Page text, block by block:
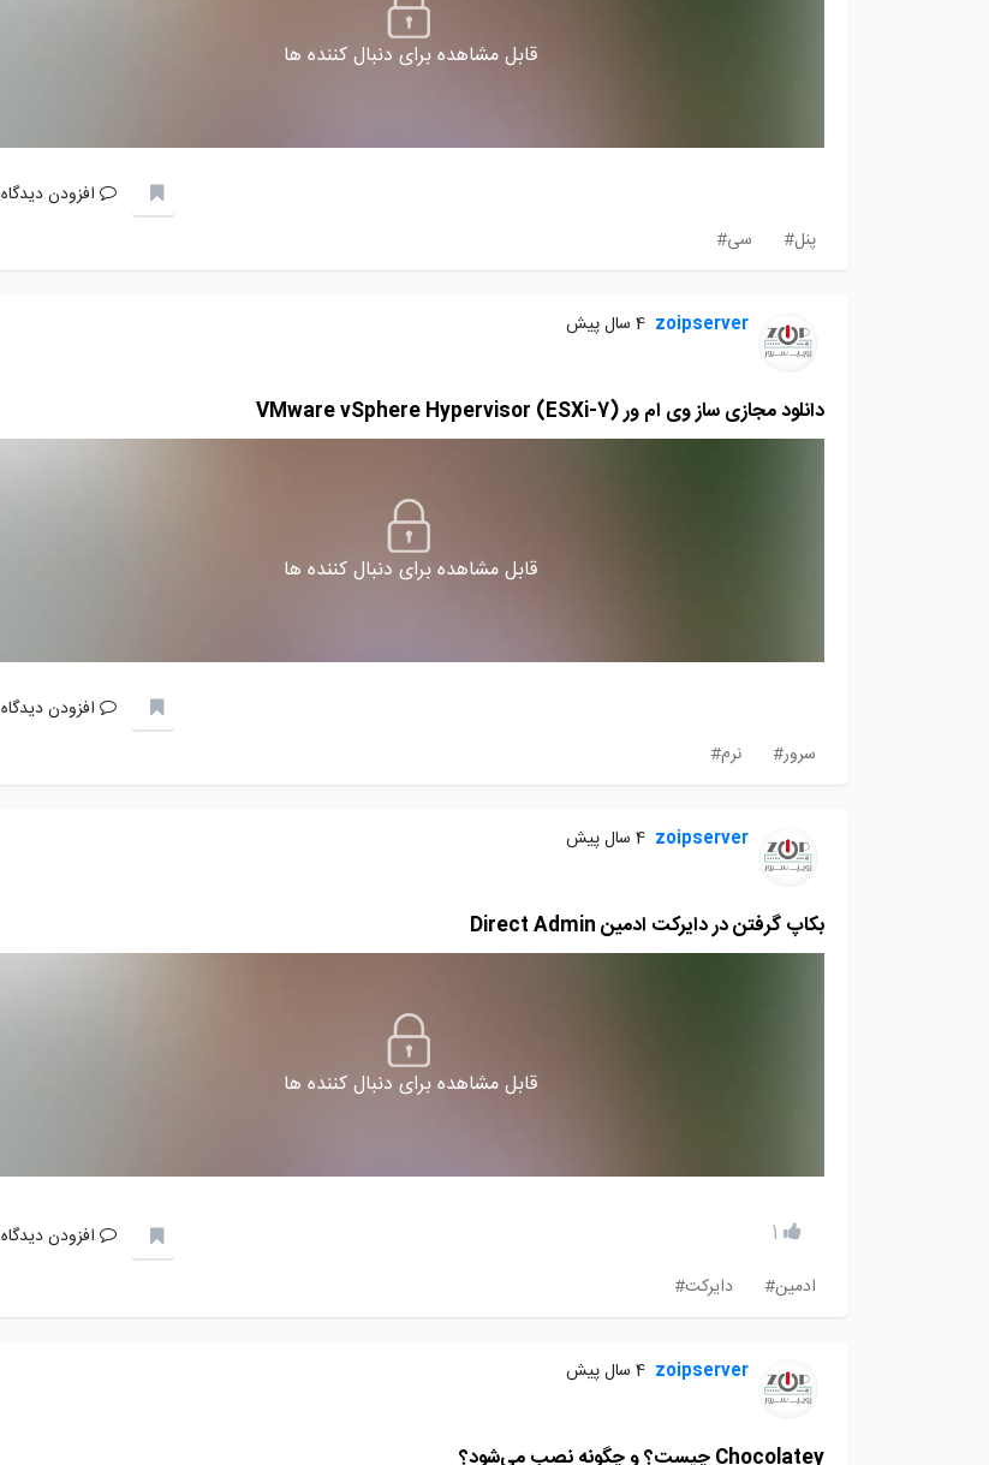
قابل مشاهده برای دنبال کننده ها
افزودن دیدگاه
پنل#
سی#
zoipserver 4 سال پیش
دانلود مجازی ساز وی ام ور VMware vSphere Hypervisor (ESXi-7)
قابل مشاهده برای دنبال کننده ها
افزودن دیدگاه
سرور#
نرم#
zoipserver 4 سال پیش
بکاپ گرفتن در دایرکت ادمین Direct Admin
قابل مشاهده برای دنبال کننده ها
1
افزودن دیدگاه
ادمین#
دایرکت#
zoipserver 4 سال پیش